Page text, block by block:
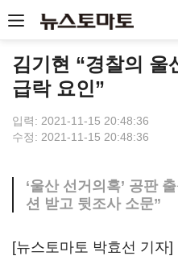
김기현 “경찰의 울
급락 요인”
입력: 2021-11-15 20:48:36
수정: 2021-11-15 20:48:36
‘울산 선거의혹’ 공판
션 받고 뒷조사 소문”
[뉴스토마토 박효선 기자]